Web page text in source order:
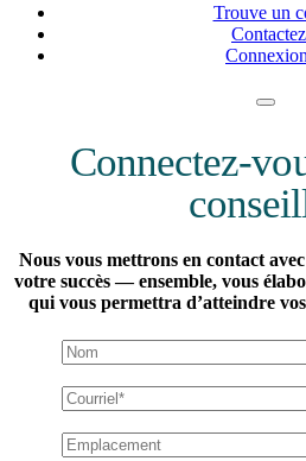
Trouve un
Connectez-
Nous vous mettrons en contact
votre succès — ensemble, vous
qui vous permettra d’atteindre